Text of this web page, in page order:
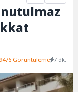
Görüntüleme 7 dk.